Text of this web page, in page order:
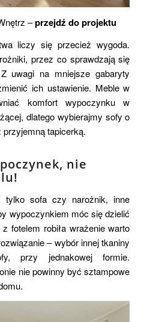
–przejdź do projektu
liczy się przecież wygoda.
przez co sprawdzają się
uwagi na mniejsze gabaryty
ich ustawienie. Meble w
komfort wypoczynku w
dlatego wybierajmy sofy o
tapicerką.
nie
sofa czy narożnik, inne
wypoczynkiem móc się dzielić
fotelem robiła wrażenie warto
– wybór innej tkaniny
przy jednakowej formie.
nie powinny być sztampowe